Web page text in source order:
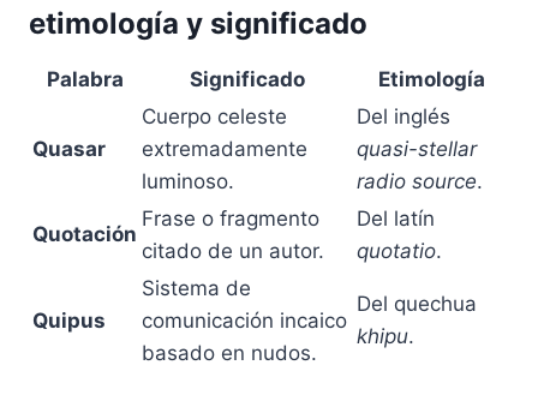
etimología y significado
Palabra Significado Etimología
Quasar
Cuerpo celeste
extremadamente
luminoso.
Del inglés
quasi-stellar
radio source.
Quotación
Frase o fragmento
citado de un autor.
Del latín
quotatio.
Quipus
Sistema de
comunicación incaico
basado en nudos.
Del quechua
khipu.